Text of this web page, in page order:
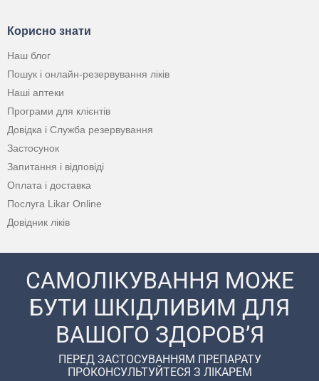
Корисно знати
Наш блог
Пошук і онлайн-резервування ліків
Наші аптеки
Програми для клієнтів
Довідка і Служба резервування
Застосунок
Запитання і відповіді
Оплата і доставка
Послуга Likar Online
Довідник ліків
САМОЛІКУВАННЯ МОЖЕ
БУТИ ШКІДЛИВИМ ДЛЯ
ВАШОГО ЗДОРОВ’Я
ПЕРЕД ЗАСТОСУВАННЯМ ПРЕПАРАТУ
ПРОКОНСУЛЬТУЙТЕСЯ З ЛІКАРЕМ